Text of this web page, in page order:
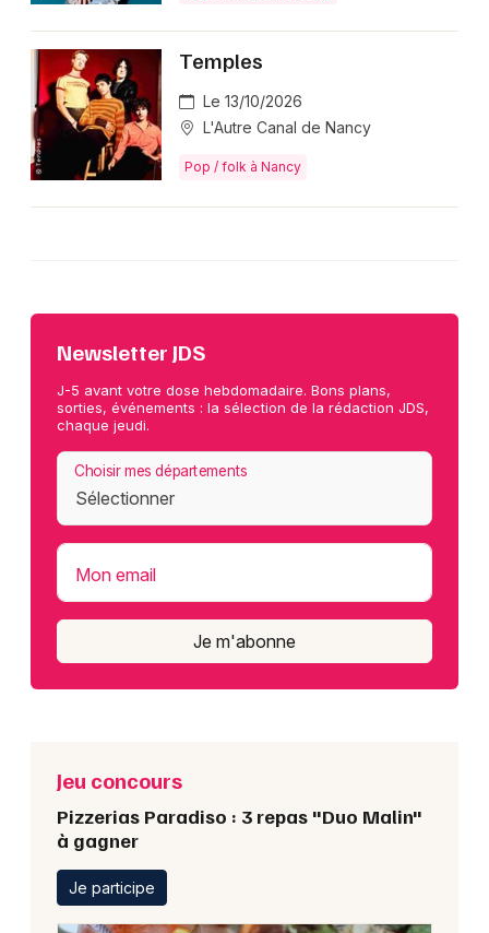
Temples
Le 13/10/2026
L'Autre Canal de Nancy
Pop / folk à Nancy
Newsletter JDS
J-5 avant votre dose hebdomadaire. Bons plans,
sorties, événements : la sélection de la rédaction JDS,
chaque jeudi.
Choisir mes départements
Mon email
Je m'abonne
Jeu concours
Pizzerias Paradiso : 3 repas "Duo Malin"
à gagner
Je participe